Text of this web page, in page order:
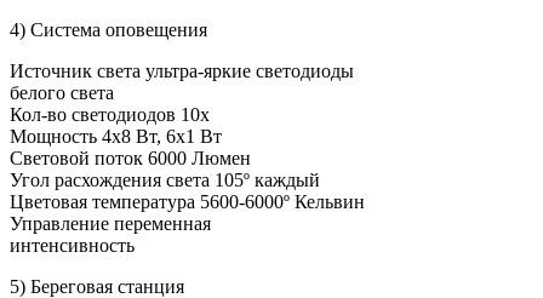
4) Система оповещения
Источник света ультра-яркие светодиоды
белого света
Кол-во светодиодов 10x
Мощность 4х8 Вт, 6х1 Вт
Световой поток 6000 Люмен
Угол расхождения света 105º каждый
Цветовая температура 5600-6000º Кельвин
Управление переменная
интенсивность
5) Береговая станция